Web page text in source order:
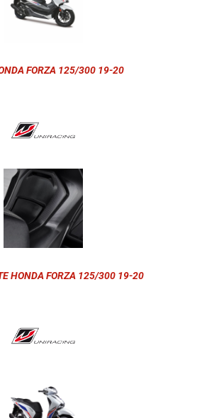
FORZA 125/300 19-20
HONDA FORZA 125/300 19-20